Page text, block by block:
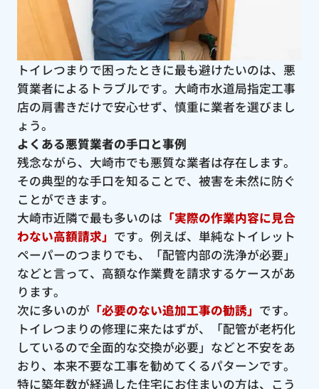
トイレつまりで困ったときに最も避けたいのは、悪
質業者によるトラブルです。大崎市水道局指定工事
店の肩書きだけで安心せず、慎重に業者を選びまし
ょう。
よくある悪質業者の手口と事例
残念ながら、大崎市でも悪質な業者は存在します。
その典型的な手口を知ることで、被害を未然に防ぐ
ことができます。
大崎市近隣で最も多いのは 「実際の作業内容に見合
わない高額請求」 です。例えば、単純なトイレット
ペーパーのつまりでも、「配管内部の洗浄が必要」
などと言って、高額な作業費を請求するケースがあ
ります。
次に多いのが「必要のない追加工事の勧誘」 です。
トイレつまりの修理に来たはずが、「配管が老朽化
しているので全面的な交換が必要」などと不安をあ
おり、本来不要な工事を勧めてくるパターンです。
特に築年数が経過した住宅にお住まいの方は、こう